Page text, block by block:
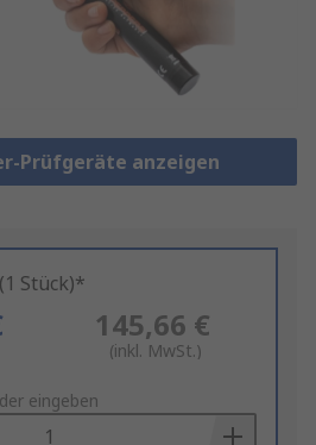
Prüfgeräte anzeigen
Stück)*
145,66 €
(inkl. MwSt.)
eingeben